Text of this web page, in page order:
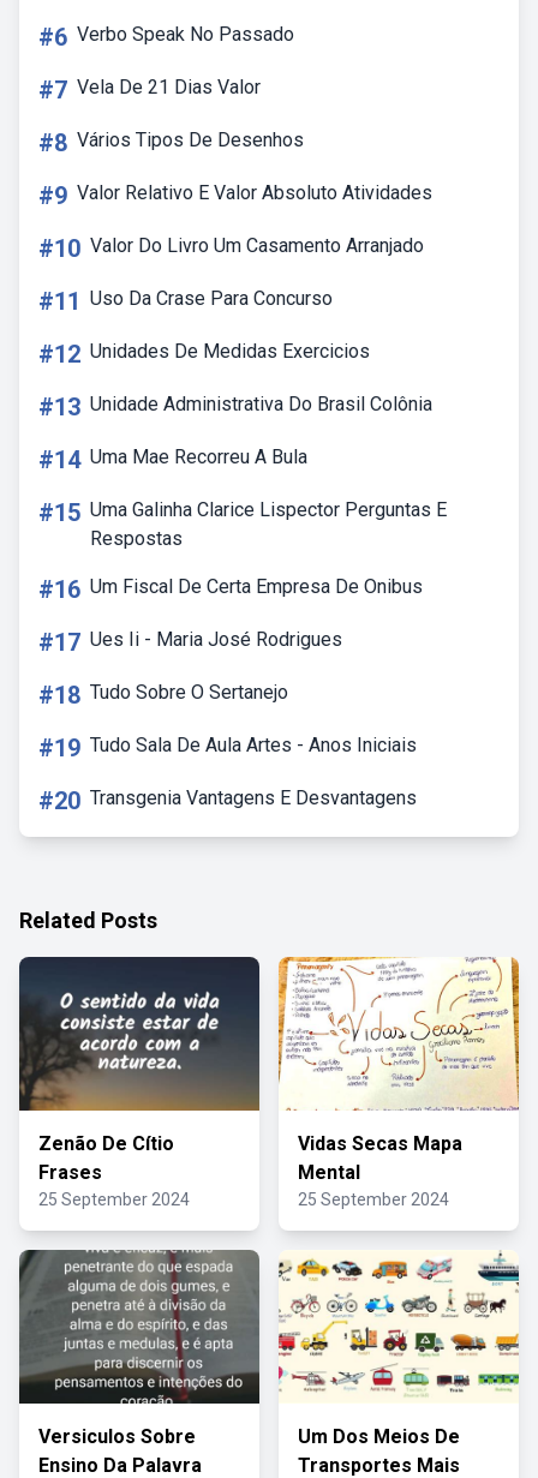
#6 Verbo Speak No Passado
#7 Vela De 21 Dias Valor
#8 Vários Tipos De Desenhos
#9 Valor Relativo E Valor Absoluto Atividades
#10 Valor Do Livro Um Casamento Arranjado
#11 Uso Da Crase Para Concurso
#12 Unidades De Medidas Exercicios
#13 Unidade Administrativa Do Brasil Colônia
#14 Uma Mae Recorreu A Bula
#15 Uma Galinha Clarice Lispector Perguntas E
Respostas
#16 Um Fiscal De Certa Empresa De Onibus
#17 Ues Ii - Maria José Rodrigues
#18 Tudo Sobre O Sertanejo
#19 Tudo Sala De Aula Artes - Anos Iniciais
#20 Transgenia Vantagens E Desvantagens
Related Posts
Zenão De Cítio
Frases
25 September 2024
Vidas Secas Mapa
Mental
25 September 2024
Versiculos Sobre
Ensino Da Palavra
Um Dos Meios De
Transportes Mais